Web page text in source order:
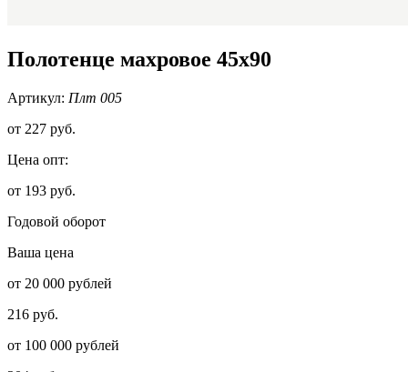
Полотенце махровое 45х90
Артикул: Плт 005
от 227 руб.
Цена опт:
от 193 руб.
Годовой оборот
Ваша цена
от 20 000 рублей
216 руб.
от 100 000 рублей